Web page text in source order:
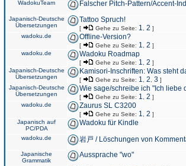
WadokuTeam
Falscher Pitch-Pattern/Accent-
Japanisch-Deutsche
Übersetzungen
Tattoo Spruch!
[ Gehe zu Seite: 1 2 ]
wadoku.de
Offline-Version?
[ Gehe zu Seite: 1 2 ]
wadoku.de
Wadoku Roadmap
[ Gehe zu Seite: 1 2 ]
Japanisch-Deutsche
Übersetzungen
Kamisori-Inschriften: Was steht
[ Gehe zu Seite: 1 2 3 ]
Japanisch-Deutsche
Übersetzungen
Wie sage/schreibe ich "Ich liebe
[ Gehe zu Seite: 1 2 ]
wadoku.de
Zaurus SL C3200
[ Gehe zu Seite: 1 2 ]
Japanisch auf
PC/PDA
Wadoku für Kindle
wadoku.de 岩戸 / Löschungen von
Japanische
Grammatik
Aussprache "wo"